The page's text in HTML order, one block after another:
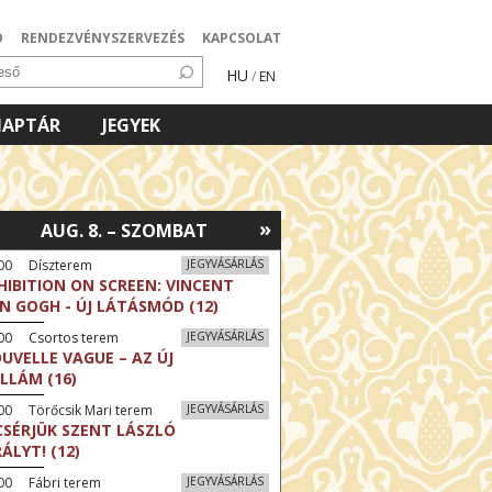
RENDEZVÉNYSZERVEZÉS KAPCSOLAT
HU / EN
JEGYEK
»
AUG. 8. – SZOMBAT
JEGYVÁSÁRLÁS
Díszterem
ON SCREEN: VINCENT
GOGH - ÚJ LÁTÁSMÓD (12)
JEGYVÁSÁRLÁS
Csortos terem
VAGUE – AZ ÚJ
(16)
JEGYVÁSÁRLÁS
Törőcsik Mari terem
SZENT LÁSZLÓ
(12)
JEGYVÁSÁRLÁS
Fábri terem